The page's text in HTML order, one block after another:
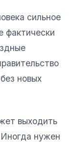
сильное
фактически
новых
выходить
нужен